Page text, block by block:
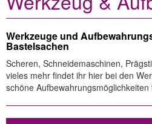
Werkzeuge und
Bastelsachen
Scheren, Schneidemaschinen,
vieles mehr findet ihr hier bei den
schöne